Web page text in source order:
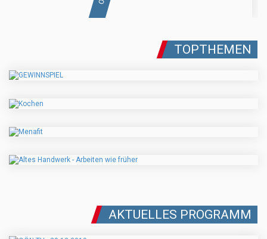
TOPTHEMEN
AKTUELLES PROGRAMM